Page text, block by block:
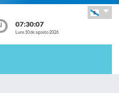
07:30:07
Luns 10 de agosto 2026